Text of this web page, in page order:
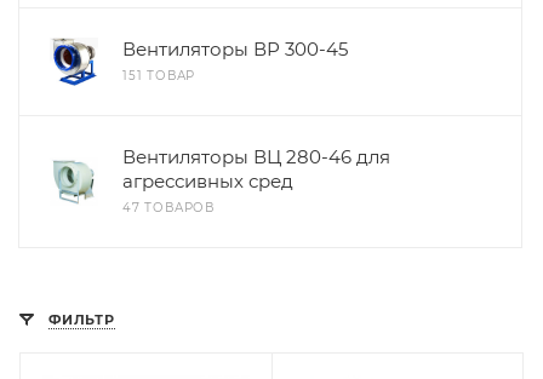
Вентиляторы ВР 300-45
151 ТОВАР
Вентиляторы ВЦ 280-46 для
агрессивных сред
47 ТОВАРОВ
ФИЛЬТР